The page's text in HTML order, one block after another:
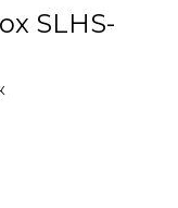
SLHS-